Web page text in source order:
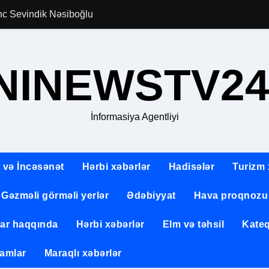
Sevindik Nəsiboğlu Allahverən
İnformasiya Agentliyi
və İncəsənət Hərbi xəbərlər Hadisələr Turizm
Gəzməli görməli yerlər Ədəbiyyat Hava proqnozu
haqqında Hərbi xəbərlər Elm və təhsil
Maraqlı xəbərlər